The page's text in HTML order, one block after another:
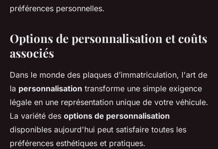
préférences personnelles.
Options de personnalisation et coûts
associés
Dans le monde des plaques d’immatriculation, l'art de
la personnalisation transforme une simple exigence
légale en une représentation unique de votre véhicule.
La variété des options de personnalisation
disponibles aujourd'hui peut satisfaire toutes les
préférences esthétiques et pratiques.